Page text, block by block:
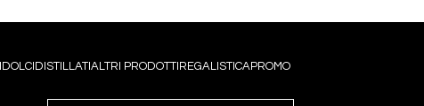
DOLCI DISTILLATI ALTRI PRODOTTI REGALISTICAPROMO